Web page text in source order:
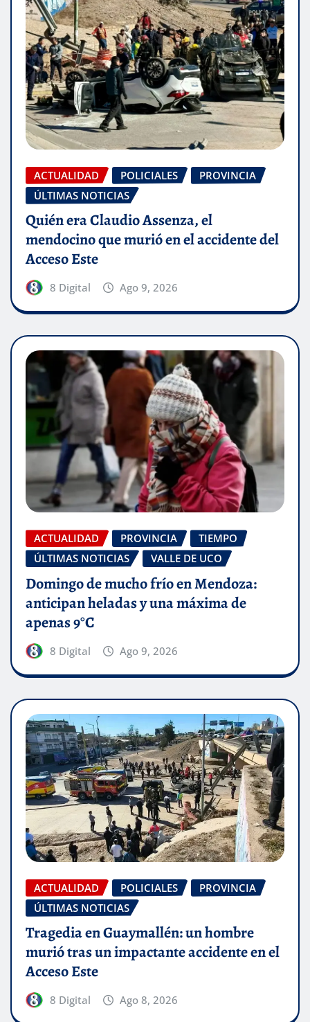
ACTUALIDAD POLICIALES
PROVINCIA
ÚLTIMAS NOTICIAS
Quién era Claudio Assenza, el
mendocino que murió en el accidente del
Acceso Este
8 Digital Ago 9, 2026
ACTUALIDAD PROVINCIA
TIEMPO
ÚLTIMAS NOTICIAS
VALLE DE UCO
Domingo de mucho frío en Mendoza:
anticipan heladas y una máxima de
apenas 9°C
8 Digital Ago 9, 2026
ACTUALIDAD POLICIALES
PROVINCIA
ÚLTIMAS NOTICIAS
Tragedia en Guaymallén: un hombre
murió tras un impactante accidente en el
Acceso Este
8 Digital Ago 8, 2026